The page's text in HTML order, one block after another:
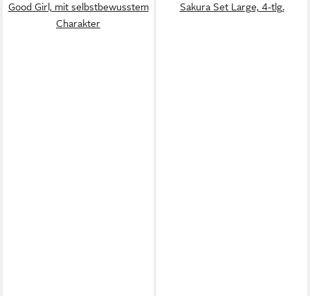
Good Girl, mit selbstbewusstem
Charakter
Sakura Set Large, 4-tlg.